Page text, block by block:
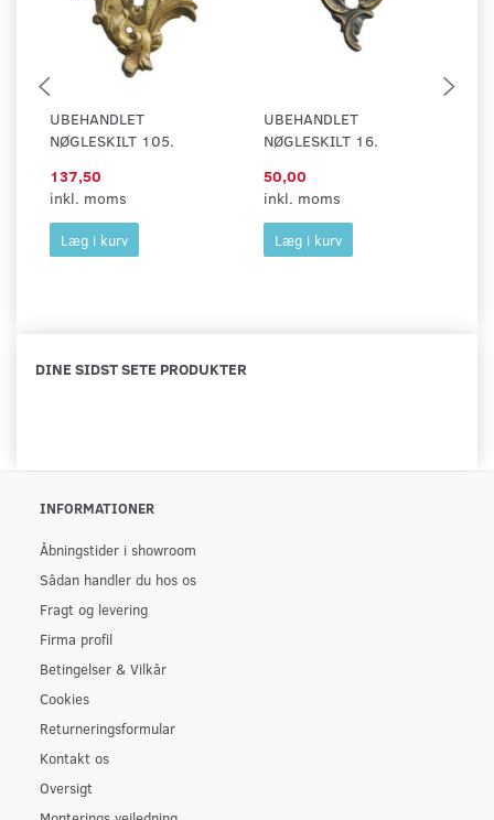
UBEHANDLET
NØGLESKILT 105.
137,50
inkl. moms
Læg i kurv
UBEHANDLET
NØGLESKILT 16.
50,00
inkl. moms
Læg i kurv
DINE SIDST SETE PRODUKTER
INFORMATIONER
Åbningstider i showroom
Sådan handler du hos os
Fragt og levering
Firma profil
Betingelser & Vilkår
Cookies
Returneringsformular
Kontakt os
Oversigt